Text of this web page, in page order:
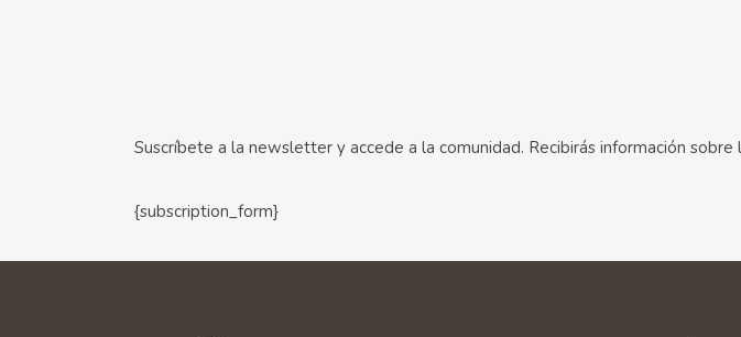
Suscríbete a la newsletter y accede a la comunidad. Recibirás información
{subscription_form}